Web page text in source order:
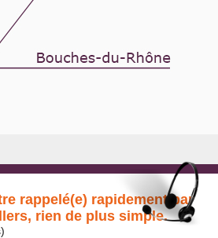
rappelé(e) rapidement par
rien de plus simple.